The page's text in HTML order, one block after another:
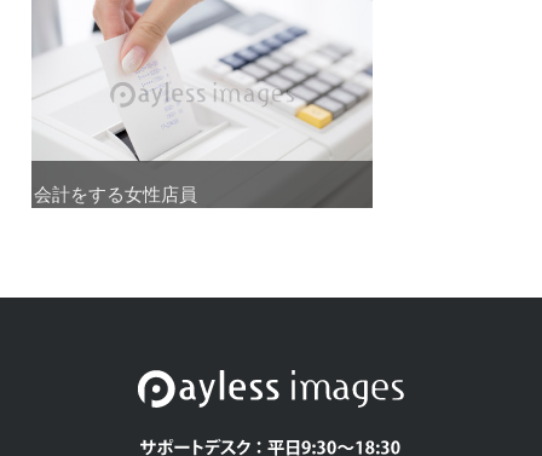
会計をする女性店員
会計をする女性店員